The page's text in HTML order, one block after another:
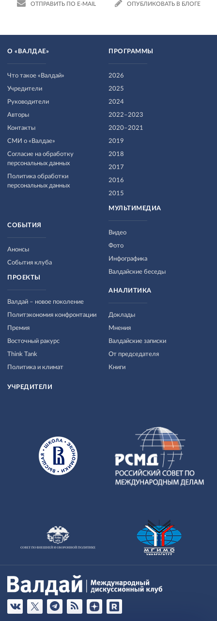
ОТПРАВИТЬ ПО E-MAIL ОПУБЛИКОВАТЬ В БЛОГЕ
О «ВАЛДАЕ»
Что такое «Валдай»
Учредители
Руководители
Авторы
Контакты
СМИ о «Валдае»
Согласие на обработку
персональных данных
Политика обработки
персональных данных
ПРОГРАММЫ
2026
2025
2024
2022–2023
2020–2021
2019
2018
2017
2016
2015
МУЛЬТИМЕДИА
Видео
Фото
Инфографика
Валдайские беседы
СОБЫТИЯ
Анонсы
События клуба
ПРОЕКТЫ
Валдай – новое поколение
Политэкономия конфронтации
Премия
Восточный ракурс
Think Tank
Политика и климат
АНАЛИТИКА
Доклады
Мнения
Валдайские записки
От председателя
Книги
УЧРЕДИТЕЛИ